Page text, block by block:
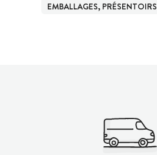
EMBALLAGES, PRÉSENTOIRS